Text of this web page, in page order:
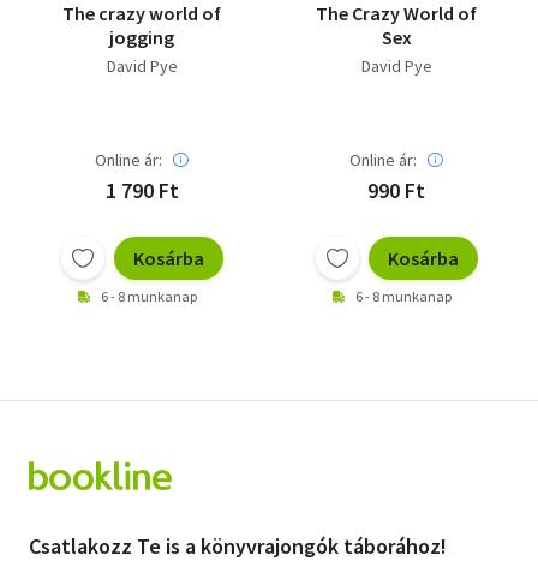
The crazy world of
jogging
David Pye
Online ár:
1 790 Ft
Kosárba
6 - 8 munkanap
The Crazy World of
Sex
David Pye
Online ár:
990 Ft
Kosárba
6 - 8 munkanap
Csatlakozz Te is a könyvrajongók táborához!